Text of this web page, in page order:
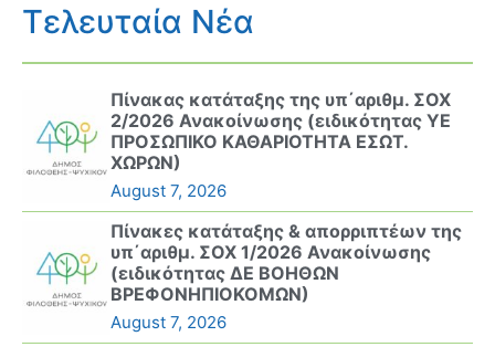
Τελευταία Νέα
Πίνακας κατάταξης της υπ΄αριθμ. ΣΟΧ
2/2026 Ανακοίνωσης (ειδικότητας ΥΕ
ΠΡΟΣΩΠΙΚΟ ΚΑΘΑΡΙΟΤΗΤΑ ΕΣΩΤ.
ΧΩΡΩΝ)
August 7, 2026
Πίνακες κατάταξης & απορριπτέων της
υπ΄αριθμ. ΣΟΧ 1/2026 Ανακοίνωσης
(ειδικότητας ΔΕ ΒΟΗΘΩΝ
ΒΡΕΦΟΝΗΠΙΟΚΟΜΩΝ)
August 7, 2026